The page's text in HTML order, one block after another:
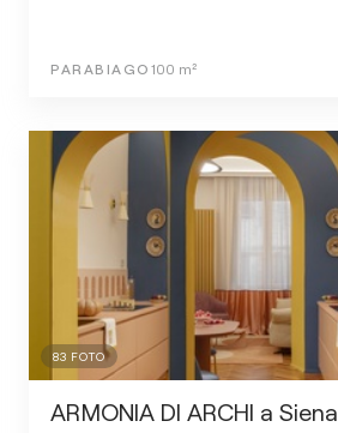
PARABIAGO 100 m²
83 FOTO
ARMONIA DI ARCHI a Siena